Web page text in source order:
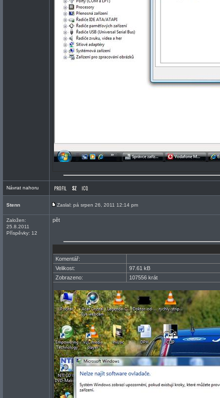
Návrat nahoru
Stenn Zaslal: pá srpen 26, 2011 12:14 pm
Založen:
25.8.2011
Příspěvky: 12
pět
Komentář:
Velikost:
97.61 kB
Zobrazeno:
107556 krát